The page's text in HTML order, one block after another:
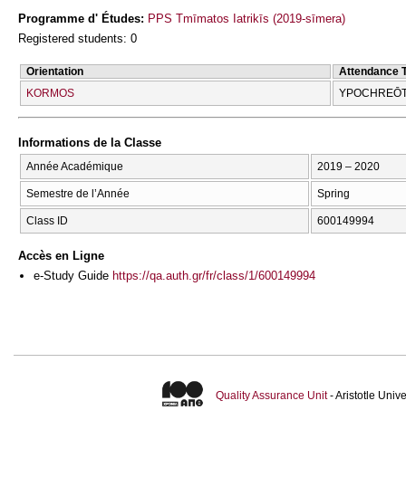
Programme d' Études: PPS Tmīmatos Iatrikīs (2019-sīmera)
Registered students: 0
Orientation
Attendance
KORMOS
Informations de la Classe
Année Académique 2019 – 2020
Semestre de l’Année Spring
Class ID 600149994
Accès en Ligne
e-Study Guide https://qa.auth.gr/fr/class/1/600149994
Quality Assurance Unit- Aristotle